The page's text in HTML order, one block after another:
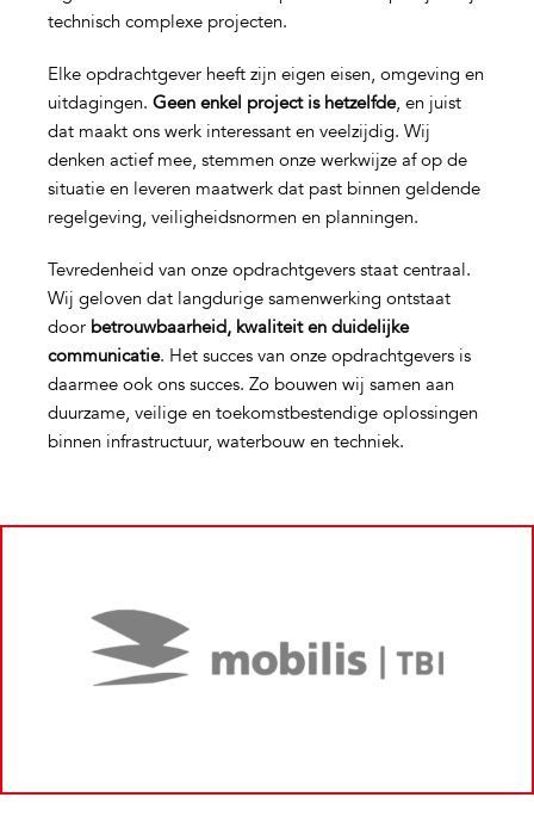
technisch complexe projecten.
Elke opdrachtgever heeft zijn eigen eisen, omgeving en
uitdagingen. Geen enkel project is hetzelfde, en juist
dat maakt ons werk interessant en veelzijdig. Wij
denken actief mee, stemmen onze werkwijze af op de
situatie en leveren maatwerk dat past binnen geldende
regelgeving, veiligheidsnormen en planningen.
Tevredenheid van onze opdrachtgevers staat centraal.
Wij geloven dat langdurige samenwerking ontstaat
door betrouwbaarheid, kwaliteit en duidelijke
communicatie. Het succes van onze opdrachtgevers is
daarmee ook ons succes. Zo bouwen wij samen aan
duurzame, veilige en toekomstbestendige oplossingen
binnen infrastructuur, waterbouw en techniek.